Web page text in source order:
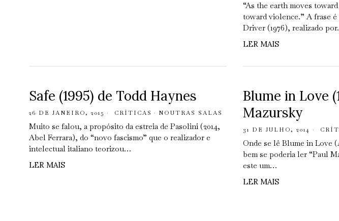
“As the earth moves
toward violence.” A frase
Driver (1976), realizado
LER MAIS
Safe (1995) de Todd Haynes
26 DE JANEIRO, 2015 CRÍTICAS · NOUTRAS SALAS
Muito se falou, a propósito da estreia de Pasolini (2014,
Abel Ferrara), do “novo fascismo” que o realizador e
intelectual italiano teorizou…
LER MAIS
Blume in Love
Mazursky
31 DE JULHO, 2014
Onde se lê Blume in Love
bem se poderia ler “Paul
este um…
LER MAIS